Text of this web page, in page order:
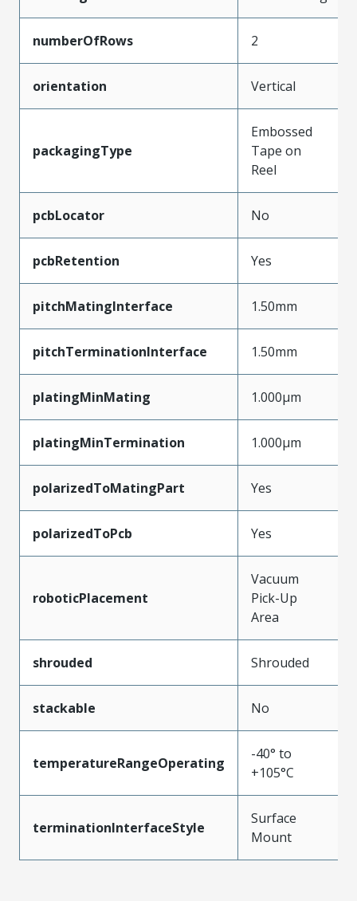
numberOfRows 2
orientation Vertical
packagingType
Embossed
Tape on
Reel
pcbLocator No
pcbRetention Yes
pitchMatingInterface 1.50mm
pitchTerminationInterface 1.50mm
platingMinMating 1.000µm
platingMinTermination 1.000µm
polarizedToMatingPart Yes
polarizedToPcb Yes
roboticPlacement
Vacuum
Pick-Up
Area
shrouded Shrouded
stackable No
temperatureRangeOperating
-40° to
+105°C
terminationInterfaceStyle
Surface
Mount